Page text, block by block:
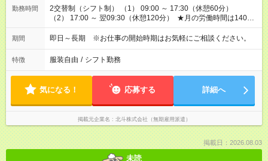
勤務時間
2交替制（シフト制） （1） 09:00 ～ 17:30（休憩60分）
（2） 17:00 ～ 翌09:30（休憩120分） ★月の労働時間は140～
150時間程度と少なめ。 ★週3～4日勤務なので、プライベート
の時間がたっぷり確保できます！
期間 即日～長期 ※お仕事の開始時期はお気軽にご相談ください。
特徴 服装自由 / シフト勤務
気になる！ 応募する 詳細へ
掲載元企業名 北斗株式会社（無期雇用派遣）
掲載日：2026.08.03
未読